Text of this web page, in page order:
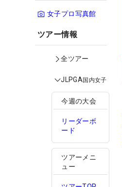
女子プロ写真館
ツアー情報
全ツアー
JLPGA国内女子
今週の大会
リーダーボ
ード
ツアーメニ
ュー